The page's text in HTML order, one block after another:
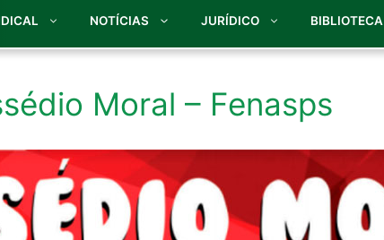
NOTÍCIAS JURÍDICO BIBLIOTECA
Moral – Fenasps